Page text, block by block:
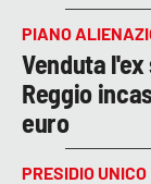
PIANO
Venduta
Reggio
euro
PRESIDIO UNICO